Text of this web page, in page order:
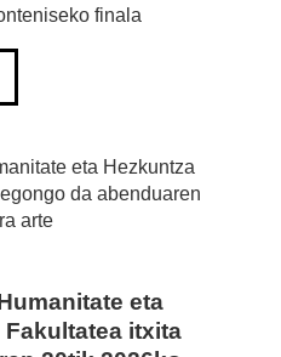
finala
eta
itxita